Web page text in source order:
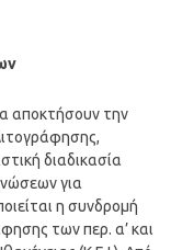
αποκτήσουν την
διαδικασία
για
η συνδρομή
των περ. α’ και